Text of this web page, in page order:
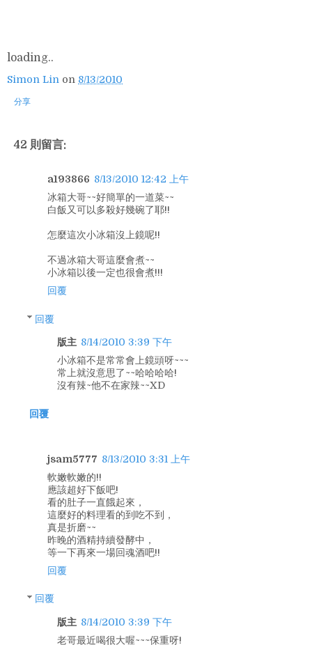
loading..
Simon Lin on 8/13/2010
分享
42 則留言:
a193866 8/13/2010 12:42 上午
冰箱大哥~~好簡單的一道菜~~
白飯又可以多殺好幾碗了耶!!
怎麼這次小冰箱沒上鏡呢!!
不過冰箱大哥這麼會煮~~
小冰箱以後一定也很會煮!!!
回覆
回覆
版主 8/14/2010 3:39 下午
小冰箱不是常常會上鏡頭呀~~~
常上就沒意思了~~哈哈哈哈!
沒有辣~他不在家辣~~XD
回覆
jsam5777 8/13/2010 3:31 上午
軟嫩軟嫩的!!
應該超好下飯吧!
看的肚子一直餓起來，
這麼好的料理看的到吃不到，
真是折磨~~
昨晚的酒精持續發酵中，
等一下再來一場回魂酒吧!!
回覆
回覆
版主 8/14/2010 3:39 下午
老哥最近喝很大喔~~~保重呀!